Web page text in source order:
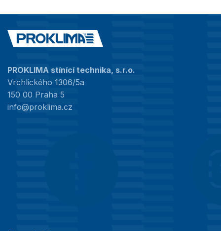
PROKLIMA stínící technika, s.r.o.
Vrchlického 1306/5a
150 00 Praha 5
info@proklima.cz